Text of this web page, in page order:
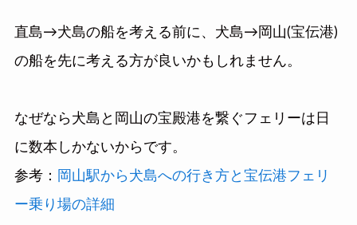
直島→犬島の船を考える前に、犬島→岡山(宝伝港)
の船を先に考える方が良いかもしれません。
なぜなら犬島と岡山の宝殿港を繋ぐフェリーは日
に数本しかないからです。
参考：
岡山駅から犬島への行き方と宝伝港フェリ
ー乗り場の詳細